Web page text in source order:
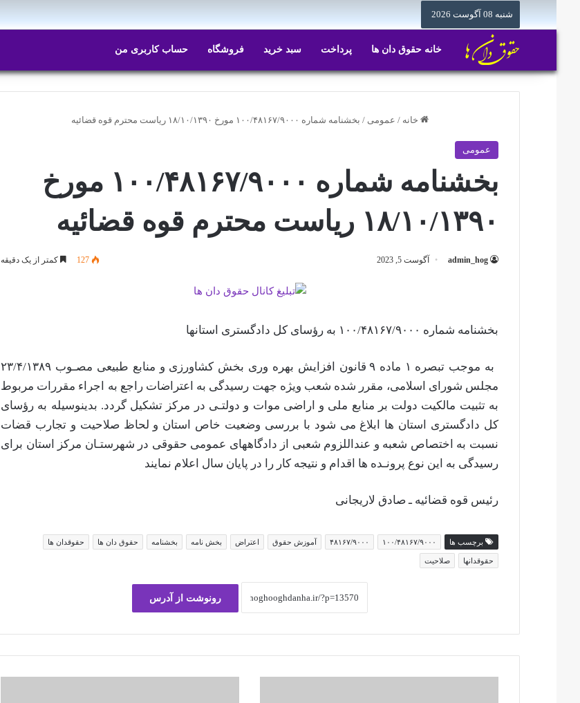
شنبه 08 آگوست 2026
خانه حقوق دان ها پرداخت سبد خرید فروشگاه حساب کاربری من
خانه / عمومی / بخشنامه شماره ۱۰۰/۴۸۱۶۷/۹۰۰۰ مورخ ۱۸/۱۰/۱۳۹۰ ریاست محترم قوه قضائیه
عمومی
بخشنامه شماره ۱۰۰/۴۸۱۶۷/۹۰۰۰ مورخ
۱۸/۱۰/۱۳۹۰ ریاست محترم قوه قضائیه
admin_hog آگوست 5, 2023 127 کمتر از یک دقیقه
بخشنامه شماره ۱۰۰/۴۸۱۶۷/۹۰۰۰ به رؤسای کل دادگستری استانها
به موجب تبصره ۱ ماده ۹ قانون افزایش بهره وری بخش کشاورزی و منابع طبیعی مصـوب ۲۳/۴/۱۳۸۹
مجلس شورای اسلامی، مقرر شده شعب ویژه جهت رسیدگی به اعتراضات راجع به اجراء مقررات مربوط
به تثبیت مالکیت دولت بر منابع ملی و اراضی موات و دولتـی در مرکز تشکیل گردد. بدینوسیله به رؤسای
کل دادگستری استان ها ابلاغ می شود با بررسی وضعیت خاص استان و لحاظ صلاحیت و تجارب قضات
نسبت به اختصاص شعبه و عنداللزوم شعبی از دادگاههای عمومی حقوقی در شهرستـان مرکز استان برای
رسیدگی به این نوع پرونـده ها اقدام و نتیجه کار را در پایان سال اعلام نمایند
رئیس قوه قضائیه ـ صادق لاریجانی
برچسب ها ۱۰۰/۴۸۱۶۷/۹۰۰۰ ۴۸۱۶۷/۹۰۰۰ آموزش حقوق اعتراض بخش نامه بخشنامه حقوق دان ها حقوقدان ها
حقوقدانها صلاحیت
رونوشت از آدرس